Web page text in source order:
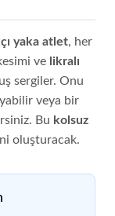
yaka atlet, her
ve likralı
sergiler. Onu
veya bir
Bu kolsuz
oluşturacak.